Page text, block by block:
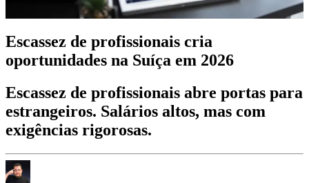
Escassez de profissionais cria
oportunidades na Suíça em 2026
Escassez de profissionais abre portas para
estrangeiros. Salários altos, mas com
exigências rigorosas.